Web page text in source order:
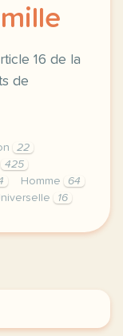
16 de la
de
22
425
Homme
64
16
des droits de